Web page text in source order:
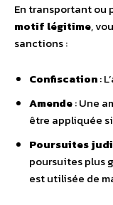
En transportant ou
motif légitime,
sanctions :
Confiscation:
Amende: Une
être appliquée
Poursuites
poursuites plus
est utilisée de